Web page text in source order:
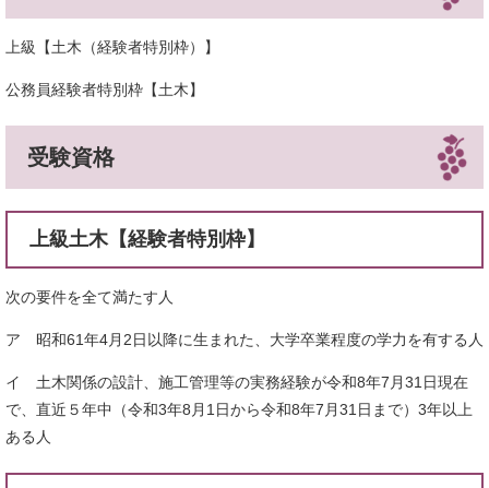
上級【土木（経験者特別枠）】
公務員経験者特別枠【土木】
受験資格
上級土木【経験者特別枠】
次の要件を全て満たす人
ア 昭和61年4月2日以降に生まれた、大学卒業程度の学力を有する人
イ 土木関係の設計、施工管理等の実務経験が令和8年7月31日現在
で、直近５年中（令和3年8月1日から令和8年7月31日まで）3年以上
ある人